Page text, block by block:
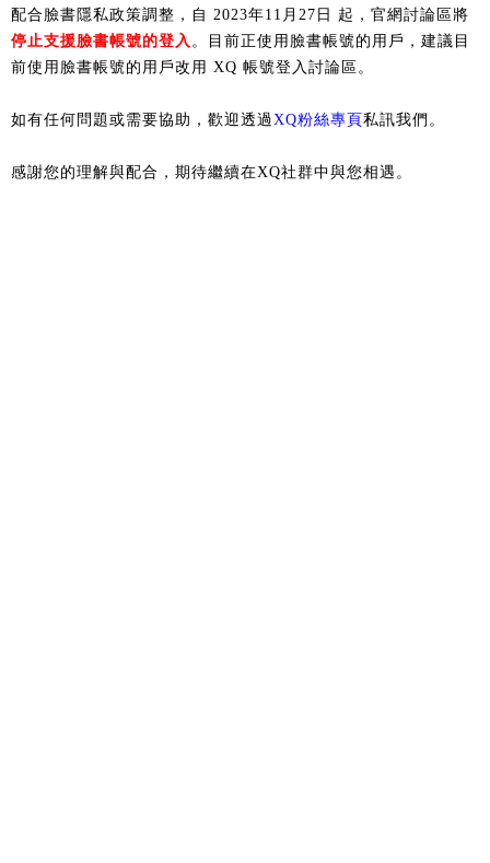
配合臉書隱私政策調整，自 2023年11月27日 起，官網討論區將
停止支援臉書帳號的登入 。目前正使用臉書帳號的用戶，建議目
前使用臉書帳號的用戶改用 XQ 帳號登入討論區。
如有任何問題或需要協助，歡迎透過XQ粉絲專頁 私訊我們。
感謝您的理解與配合，期待繼續在XQ社群中與您相遇。